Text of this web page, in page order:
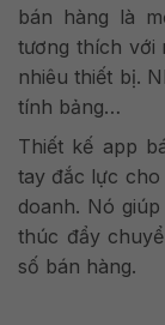
bán hàng là
tương thích với
nhiêu thiết bị.
tính bảng…
Thiết kế app
tay đắc lực
doanh. Nó
thúc đẩy
số bán hàng.